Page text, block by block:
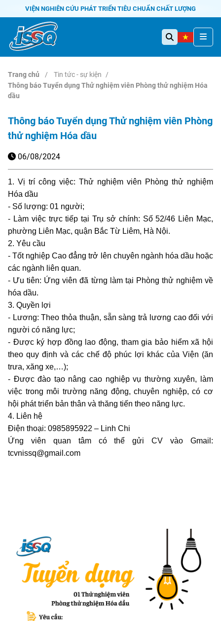
VIỆN NGHIÊN CỨU PHÁT TRIỂN TIÊU CHUẨN CHẤT LƯỢNG
Trang chủ
Tin tức - sự kiện
Thông báo Tuyển dụng Thử nghiệm viên Phòng thử nghiệm Hóa
dầu
Thông báo Tuyển dụng Thử nghiệm viên Phòng
thử nghiệm Hóa dầu
06/08/2024
1. Vị trí công việc: Thử nghiệm viên Phòng thử nghiệm
Hóa dầu
- Số lượng: 01 người;
- Làm việc trực tiếp tại Trụ sở chính: Số 52/46 Liên Mạc,
phường Liên Mạc, quận Bắc Từ Liêm, Hà Nội.
2. Yêu cầu
- Tốt nghiệp Cao đẳng trở lên chuyên ngành hóa dầu hoặc
các ngành liên quan.
- Ưu tiên: Ứng viên đã từng làm tại Phòng thử nghiệm về
hóa dầu.
3. Quyền lợi
- Lương: Theo thỏa thuận, sẵn sàng trả lương cao đối với
người có năng lực;
- Được ký hợp đồng lao động, tham gia bảo hiểm xã hội
theo quy định và các chế độ phúc lợi khác của Viện (ăn
trưa, xăng xe,…);
- Được đào tạo nâng cao nghiệp vụ thường xuyên, làm
việc trong môi trường năng động, chuyên nghiệp, có cơ
hội phát triển bản thân và thăng tiến theo năng lực.
4. Liên hệ
Điện thoại: 0985895922 – Linh Chi
Ứng viên quan tâm có thể gửi CV vào Gmail:
tcvnissq@gmail.com